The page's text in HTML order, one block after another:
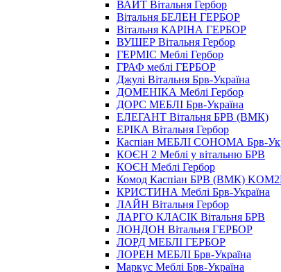
ВАЙТ Вітальня Гербор
Вітальня БЕЛЕН ГЕРБОР
Вітальня КАРІНА ГЕРБОР
ВУШЕР Вітальня Гербор
ГЕРМІС Меблі Гербор
ГРАФ меблі ГЕРБОР
Джулі Вітальня Брв-Україна
ДОМЕНІКА Меблі Гербор
ДОРС МЕБЛІ Брв-Україна
ЕЛЕГАНТ Вітальня БРВ (ВМК)
ЕРІКА Вітальня Гербор
Каспіан МЕБЛІ СОНОМА Брв-
КОЄН 2 Меблі у вітальню БРВ
КОЄН Меблі Гербор
Комод Каспіан БРВ (ВМК)
КРИСТИНА Меблі Брв-Україна
ЛАЙН Вітальня Гербор
ЛАРГО КЛАСIК Вітальня БРВ
ЛОНДОН Вітальня ГЕРБОР
ЛОРД МЕБЛІ ГЕРБОР
ЛОРЕН МЕБЛІ Брв-Україна
Маркус Меблі Брв-Україна